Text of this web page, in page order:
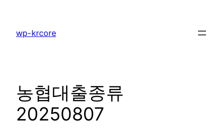
wp-krcore
농협대출종류
20250807